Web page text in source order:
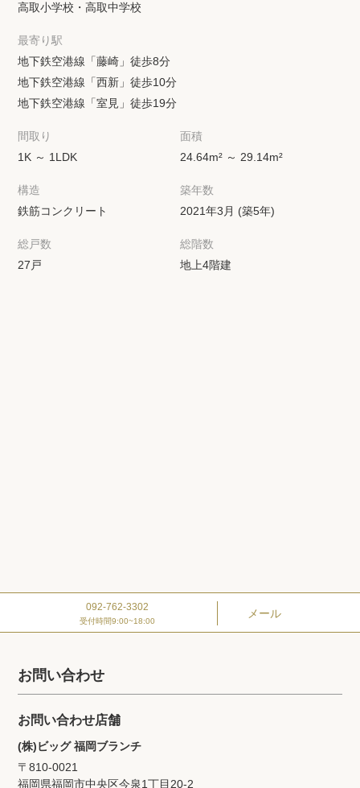
高取小学校・高取中学校
最寄り駅
地下鉄空港線「藤崎」徒歩8分
地下鉄空港線「西新」徒歩10分
地下鉄空港線「室見」徒歩19分
間取り
1K ～ 1LDK
面積
24.64m² ～ 29.14m²
構造
鉄筋コンクリート
築年数
2021年3月 (築5年)
総戸数
27戸
総階数
地上4階建
092-762-3302
受付時間9:00~18:00
メール
お問い合わせ
お問い合わせ店舗
(株)ビッグ 福岡ブランチ
〒810-0021
福岡県福岡市中央区今泉1丁目20‐2